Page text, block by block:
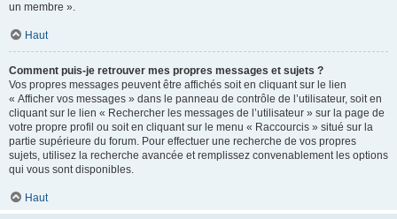
un membre ».
Haut
Comment puis-je retrouver mes propres messages et sujets ?
Vos propres messages peuvent être affichés soit en cliquant sur le lien
« Afficher vos messages » dans le panneau de contrôle de l’utilisateur, soit en
cliquant sur le lien « Rechercher les messages de l’utilisateur » sur la page de
votre propre profil ou soit en cliquant sur le menu « Raccourcis » situé sur la
partie supérieure du forum. Pour effectuer une recherche de vos propres
sujets, utilisez la recherche avancée et remplissez convenablement les options
qui vous sont disponibles.
Haut